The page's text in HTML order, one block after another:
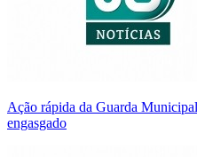
Ação rápida da Guarda
engasgado